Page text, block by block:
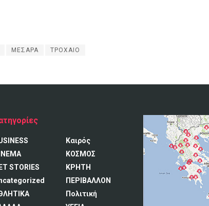
ΜΕΣΑΡΑ ΤΡΟΧΑΙΟ
STORIES
Καιρός
ΚΟΣΜΟΣ
ΚΡΗΤΗ
ΠΕΡΙΒΑΛΛΟΝ
Πολιτική